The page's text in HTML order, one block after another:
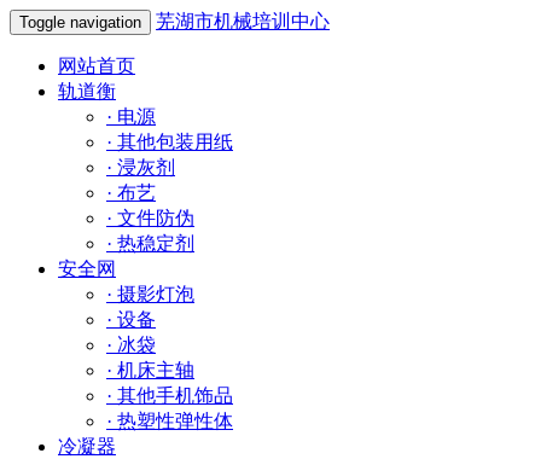
Toggle navigation 芜湖市机械培训中心
网站首页
轨道衡
· 电源
· 其他包装用纸
· 浸灰剂
· 布艺
· 文件防伪
· 热稳定剂
安全网
· 摄影灯泡
· 设备
· 冰袋
· 机床主轴
· 其他手机饰品
· 热塑性弹性体
冷凝器